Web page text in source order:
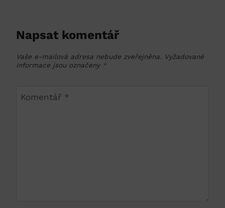
Napsat komentář
Vaše e-mailová adresa nebude zveřejněna. Vyžadované
informace jsou označeny *
Komentář *